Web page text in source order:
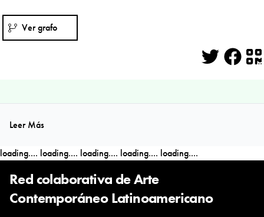
Ver grafo
Leer Más
loading.... loading.... loading.... loading.... loading....
Red colaborativa de Arte
Contemporáneo Latinoamericano